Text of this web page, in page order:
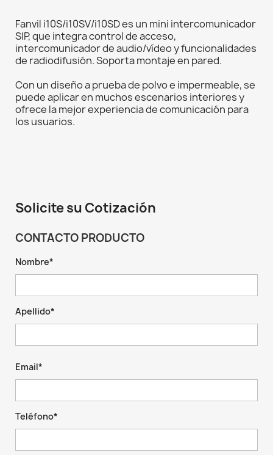
Fanvil i10S/i10SV/i10SD es un mini intercomunicador
SIP, que integra control de acceso,
intercomunicador de audio/vídeo y funcionalidades
de radiodifusión. Soporta montaje en pared.
Con un diseño a prueba de polvo e impermeable, se
puede aplicar en muchos escenarios interiores y
ofrece la mejor experiencia de comunicación para
los usuarios.
Solicite su Cotización
CONTACTO PRODUCTO
Nombre*
Apellido*
Email*
Teléfono*